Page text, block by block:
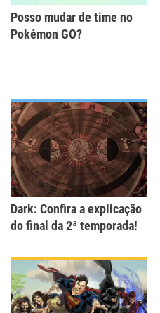
Posso mudar de time no
Pokémon GO?
Dark: Confira a explicação
do final da 2ª temporada!